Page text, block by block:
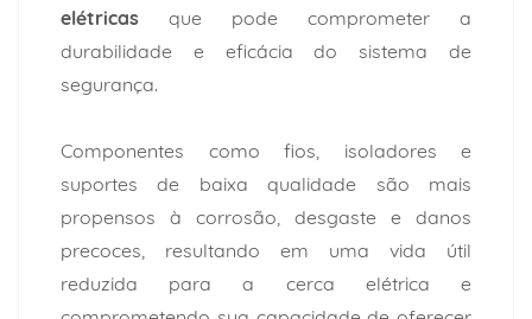
elétricas que pode comprometer a
durabilidade e eficácia do sistema de
segurança.
Componentes como fios, isoladores e
suportes de baixa qualidade são mais
propensos à corrosão, desgaste e danos
precoces, resultando em uma vida útil
reduzida para a cerca elétrica e